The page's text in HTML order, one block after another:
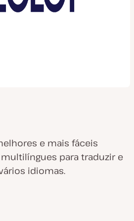
e mais fáceis
para traduzir e
idiomas.